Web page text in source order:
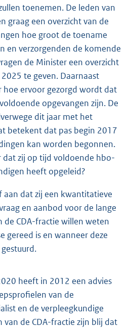
toenemen. De leden van
graag een overzicht van de
hoe groot de toename
en verzorgenden de komende
de Minister een overzicht
te geven. Daarnaast
hoe ervoor gezorgd wordt dat
opgevangen zijn. De
dit jaar met het
betekent dat pas begin 2017
kan worden begonnen.
dat zij op tijd voldoende hbo-
heeft opgeleid?
aan dat zij een kwantitatieve
en aanbod voor de lange
de CDA-fractie willen weten
gereed is en wanneer deze
heeft in 2012 een advies
van de
en de verpleegkundige
van de CDA-fractie zijn blij dat